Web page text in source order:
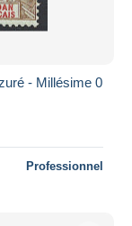
- Millésime 0
Professionnel